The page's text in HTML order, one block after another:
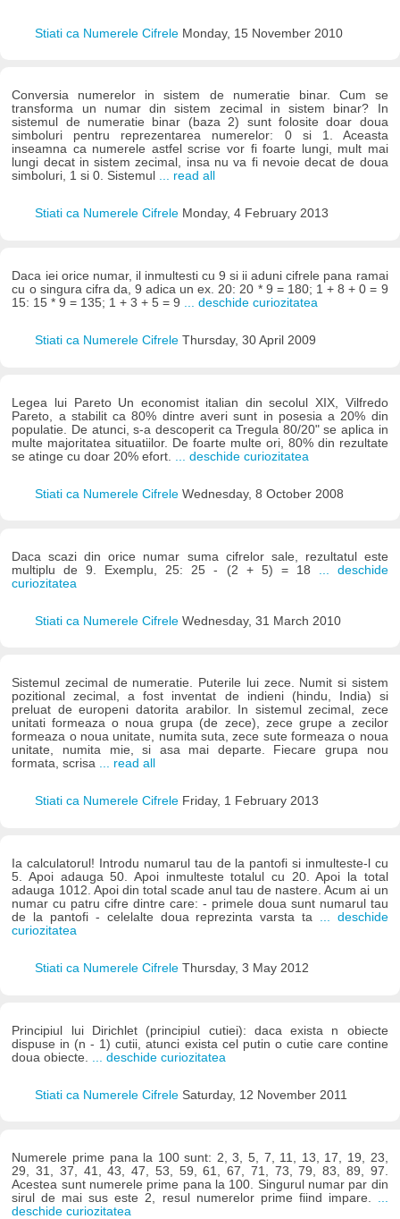
Stiati ca Numerele Cifrele Monday, 15 November 2010
Conversia numerelor in sistem de numeratie binar. Cum se
transforma un numar din sistem zecimal in sistem binar? In
sistemul de numeratie binar (baza 2) sunt folosite doar doua
simboluri pentru reprezentarea numerelor: 0 si 1. Aceasta
inseamna ca numerele astfel scrise vor fi foarte lungi, mult mai
lungi decat in sistem zecimal, insa nu va fi nevoie decat de doua
simboluri, 1 si 0. Sistemul ... read all
Stiati ca Numerele Cifrele Monday, 4 February 2013
Daca iei orice numar, il inmultesti cu 9 si ii aduni cifrele pana ramai
cu o singura cifra da, 9 adica un ex. 20: 20 * 9 = 180; 1 + 8 + 0 = 9
15: 15 * 9 = 135; 1 + 3 + 5 = 9 ... deschide curiozitatea
Stiati ca Numerele Cifrele Thursday, 30 April 2009
Legea lui Pareto Un economist italian din secolul XIX, Vilfredo
Pareto, a stabilit ca 80% dintre averi sunt in posesia a 20% din
populatie. De atunci, s-a descoperit ca Tregula 80/20" se aplica in
multe majoritatea situatiilor. De foarte multe ori, 80% din rezultate
se atinge cu doar 20% efort.
... deschide curiozitatea
Stiati ca Numerele Cifrele Wednesday, 8 October 2008
Daca scazi din orice numar suma cifrelor sale, rezultatul este
multiplu de 9. Exemplu, 25: 25 - (2 + 5) = 18
... deschide
curiozitatea
Stiati ca Numerele Cifrele Wednesday, 31 March 2010
Sistemul zecimal de numeratie. Puterile lui zece. Numit si sistem
pozitional zecimal, a fost inventat de indieni (hindu, India) si
preluat de europeni datorita arabilor. In sistemul zecimal, zece
unitati formeaza o noua grupa (de zece), zece grupe a zecilor
formeaza o noua unitate, numita suta, zece sute formeaza o noua
unitate, numita mie, si asa mai departe. Fiecare grupa nou
formata, scrisa ... read all
Stiati ca Numerele Cifrele Friday, 1 February 2013
Ia calculatorul! Introdu numarul tau de la pantofi si inmulteste-l cu
5. Apoi adauga 50. Apoi inmulteste totalul cu 20. Apoi la total
adauga 1012. Apoi din total scade anul tau de nastere. Acum ai un
numar cu patru cifre dintre care: - primele doua sunt numarul tau
de la pantofi - celelalte doua reprezinta varsta ta ... deschide
curiozitatea
Stiati ca Numerele Cifrele Thursday, 3 May 2012
Principiul lui Dirichlet (principiul cutiei): daca exista n obiecte
dispuse in (n - 1) cutii, atunci exista cel putin o cutie care contine
doua obiecte.
... deschide curiozitatea
Stiati ca Numerele Cifrele Saturday, 12 November 2011
Numerele prime pana la 100 sunt: 2, 3, 5, 7, 11, 13, 17, 19, 23,
29, 31, 37, 41, 43, 47, 53, 59, 61, 67, 71, 73, 79, 83, 89, 97.
Acestea sunt numerele prime pana la 100. Singurul numar par din
sirul de mai sus este 2, resul numerelor prime fiind impare.
deschide curiozitatea